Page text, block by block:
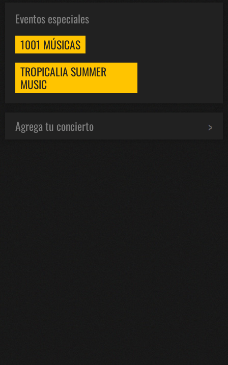
Eventos especiales
1001 MÚSICAS
TROPICALIA SUMMER
MUSIC
Agrega tu concierto